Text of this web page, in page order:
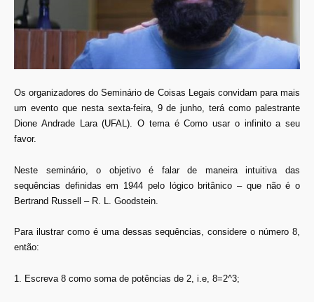
Os organizadores do Seminário de Coisas Legais convidam para mais
um evento que nesta sexta-feira, 9 de junho, terá como palestrante
Dione Andrade Lara (UFAL). O tema é Como usar o infinito a seu
favor.
Neste seminário, o objetivo é falar de maneira intuitiva das
sequências definidas em 1944 pelo lógico britânico – que não é o
Bertrand Russell – R. L. Goodstein.
Para ilustrar como é uma dessas sequências, considere o número 8,
então:
1. Escreva 8 como soma de potências de 2, i.e, 8=2^3;